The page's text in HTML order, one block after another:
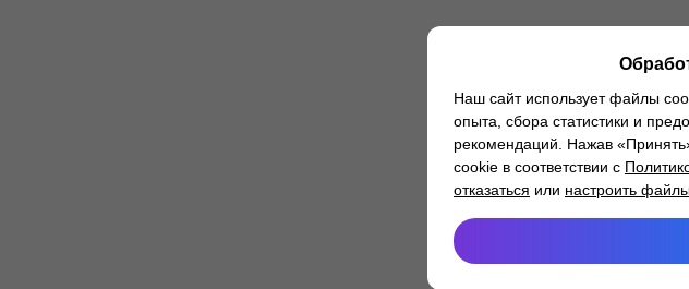
Наш сайт использует файлы
опыта, сбора статистики и
рекомендаций. Нажав
cookie в соответствии с
отказаться или настроить